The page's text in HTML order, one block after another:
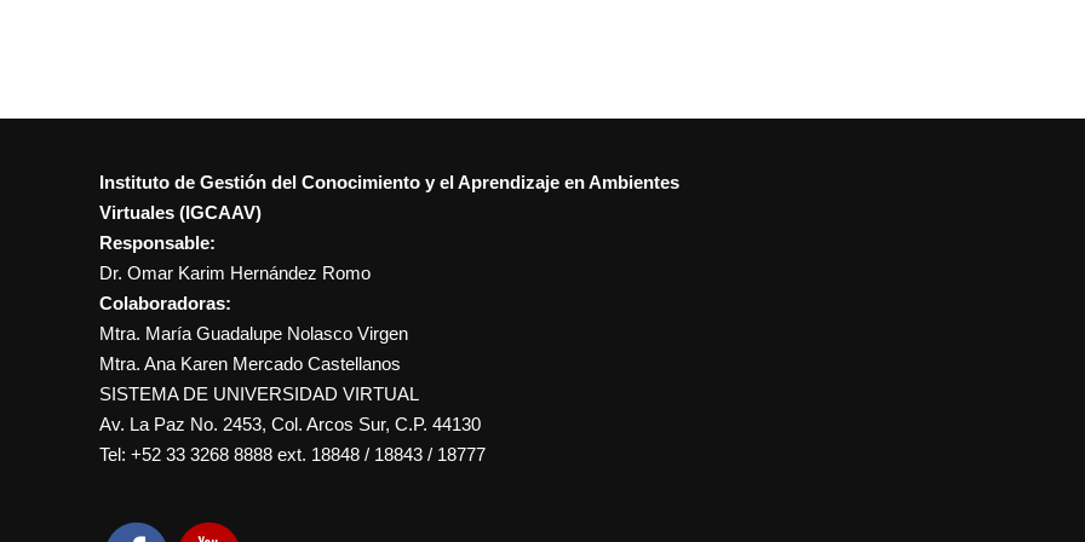
Instituto de Gestión del Conocimiento y el Aprendizaje en Ambientes
Virtuales (IGCAAV)
Responsable:
Dr. Omar Karim Hernández Romo
Colaboradoras:
Mtra. María Guadalupe Nolasco Virgen
Mtra. Ana Karen Mercado Castellanos
SISTEMA DE UNIVERSIDAD VIRTUAL
Av. La Paz No. 2453, Col. Arcos Sur, C.P. 44130
Tel: +52 33 3268 8888‏ ext. 18848 / 18843 / 18777